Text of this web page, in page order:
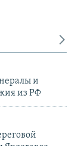
и
из РФ